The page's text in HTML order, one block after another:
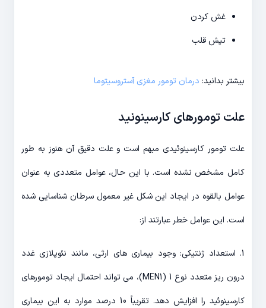
غش کردن
تپش قلب
بیشتر بدانید: درمان تومور مغزی آستروسیتوما
علت تومورهای کارسینونید
علت تومور کارسینوئیدی مبهم است و علت دقیق آن هنوز به طور
کامل مشخص نشده است. با این حال، عوامل متعددی به عنوان
عوامل بالقوه در ایجاد این شکل غیر معمول سرطان شناسایی شده
است. این عوامل خطر عبارتند از:
1. استعداد ژنتیکی: وجود بیماری های ارثی، مانند نئوپلازی غدد
درون ریز متعدد نوع 1 (MEN1)، می تواند احتمال ایجاد تومورهای
کارسینوئید را افزایش دهد. تقریباً 10 درصد موارد به این بیماری